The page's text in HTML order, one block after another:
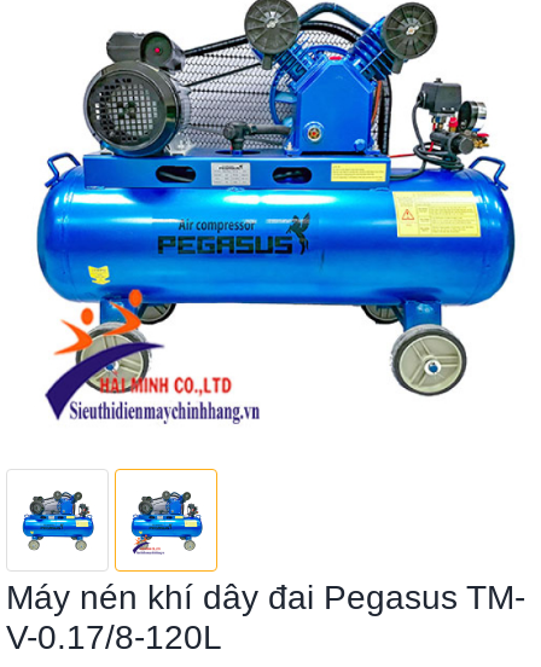
Máy nén khí dây đai Pegasus TM-
V-0.17/8-120L